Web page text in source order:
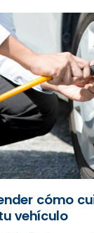
cómo
vehículo